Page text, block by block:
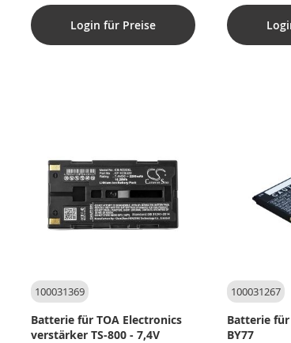
Login für Preise
100031369
Batterie für TOA Electronics
verstärker TS-800 - 7,4V
100031267
Batterie
BY77